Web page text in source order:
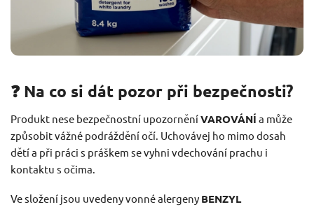
❓ Na co si dát pozor při bezpečnosti?
Produkt nese bezpečnostní upozorněníVAROVÁNÍ a může
způsobit vážné podráždění očí. Uchovávej ho mimo dosah
dětí a při práci s práškem se vyhni vdechování prachu i
kontaktu s očima.
Ve složení jsou uvedeny vonné alergeny BENZYL